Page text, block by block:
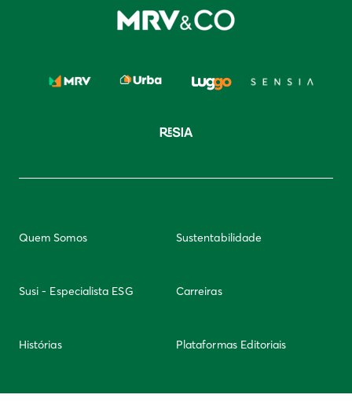
Quem Somos Sustentabilidade
Susi - Especialista ESG Carreiras
Histórias Plataformas Editoriais
Newsletter Integridade